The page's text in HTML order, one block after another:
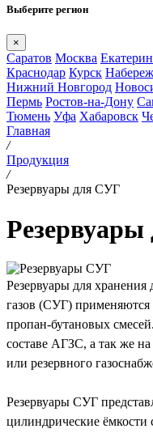
Выберите регион
×
Саратов Москва
Краснодар Курск
Нижний Новгород
Пермь Ростов-на-Дону
Тюмень Уфа Хабаровск
Главная
/
Продукция
/
Резервуары для СУГ
Резервуары для
газов (СУГ) применяются
пропан-бутановых
составе АГЗС, а так же
или резервного
Резервуары СУГ
цилиндрические